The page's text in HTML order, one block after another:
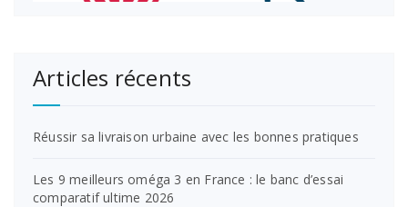
Articles récents
Réussir sa livraison urbaine avec les bonnes pratiques
Les 9 meilleurs oméga 3 en France : le banc d’essai
comparatif ultime 2026